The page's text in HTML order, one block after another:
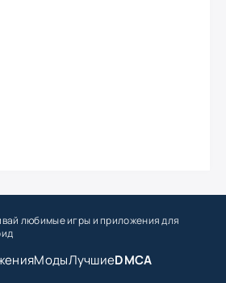
любимые игрыи приложения для
МодыЛучшиеDMCA